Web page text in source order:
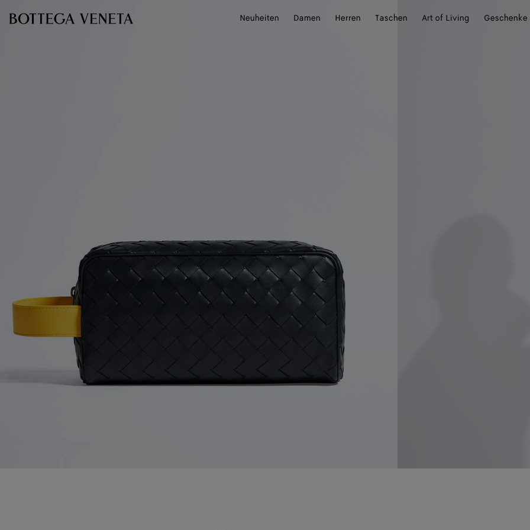
Neuheiten
Damen Herren Taschen Art of Living Geschenke